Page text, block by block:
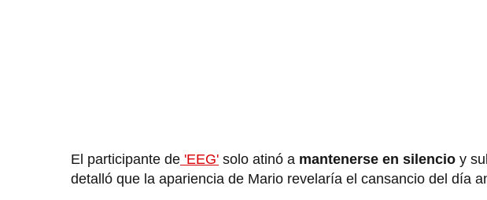
El participante de 'EEG' solo atinó a mantenerse en silencio y
detalló que la apariencia de Mario revelaría el cansancio del día